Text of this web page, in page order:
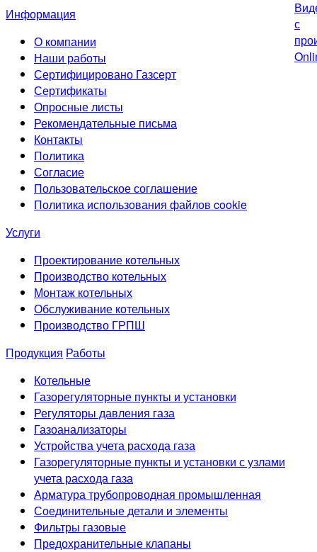
Информация
О компании
Наши работы
Сертифицировано Газсерт
Сертификаты
Опросные листы
Рекомендательные письма
Контакты
Политика
Согласие
Пользовательское соглашение
Политика использования файлов cookie
Услуги
Проектирование котельных
Производство котельных
Монтаж котельных
Обслуживание котельных
Производство ГРПШ
Продукция Работы
Котельные
Газорегуляторные пункты и установки
Регуляторы давления газа
Газоанализаторы
Устройства учета расхода газа
Газорегуляторные пункты и установки с узлами
учета расхода газа
Арматура трубопроводная промышленная
Соединительные детали и элементы
Фильтры газовые
Предохранительные клапаны